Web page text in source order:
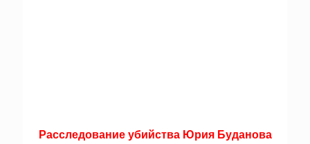
Расследование убийства Юрия Буданова